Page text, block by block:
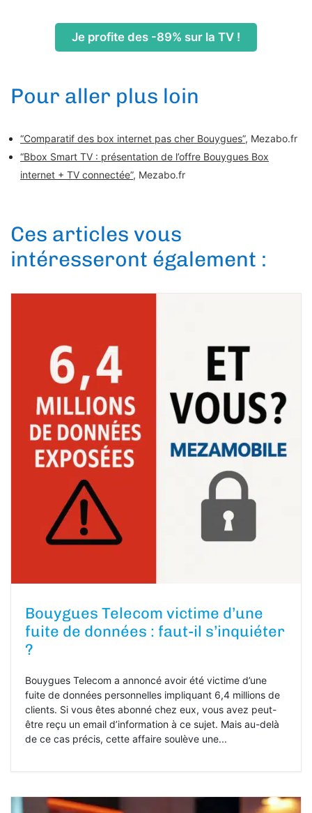
Je profite des -89% sur la TV !
Pour aller plus loin
“Comparatif des box internet pas cher Bouygues”, Mezabo.fr
“Bbox Smart TV : présentation de l’offre Bouygues Box
internet + TV connectée”, Mezabo.fr
Ces articles vous
intéresseront également :
Bouygues Telecom victime d’une
fuite de données : faut-il s’inquiéter
?
Bouygues Telecom a annoncé avoir été victime d’une
fuite de données personnelles impliquant 6,4 millions de
clients. Si vous êtes abonné chez eux, vous avez peut-
être reçu un email d’information à ce sujet. Mais au-delà
de ce cas précis, cette affaire soulève une...